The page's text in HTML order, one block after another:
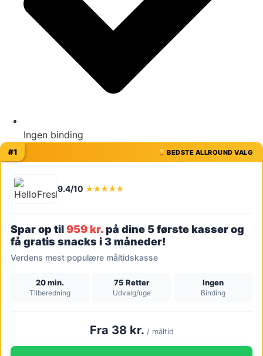
Ingen binding
BEDSTE ALLROUND VALG
#1
9.4/10 ★★★★★
Spar op til959 kr.på dine 5 første kasser og
få gratis snacks i 3 måneder!
Verdens mest populære måltidskasse
20 min.
Tilberedning
75 Retter
Udvalg/uge
Ingen
Binding
Fra 38 kr. / måltid